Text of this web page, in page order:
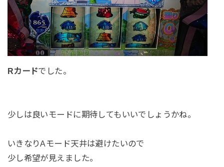
Rカードでした。
少しは良いモードに期待してもいいでしょうかね。
いきなりAモード天井は避けたいので
少し希望が見えました。